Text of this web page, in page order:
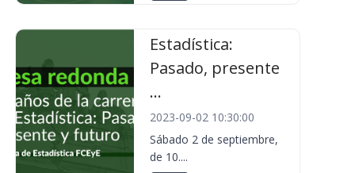
Estadística:
Pasado, presente
...
2023-09-02 10:30:00
Sábado 2 de septiembre,
de 10....